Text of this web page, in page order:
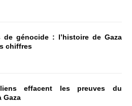
de génocide : l’histoire de Gaza
chiffres
effacent les preuves du
Gaza